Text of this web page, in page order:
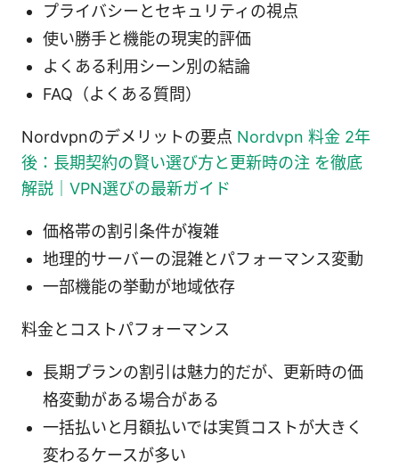
プライバシーとセキュリティの視点
使い勝手と機能の現実的評価
よくある利用シーン別の結論
FAQ（よくある質問）
Nordvpnのデメリットの要点 Nordvpn 料金 2年
後：長期契約の賢い選び方と更新時の注 を徹底
解説｜VPN選びの最新ガイド
価格帯の割引条件が複雑
地理的サーバーの混雑とパフォーマンス変動
一部機能の挙動が地域依存
料金とコストパフォーマンス
長期プランの割引は魅力的だが、更新時の価
格変動がある場合がある
一括払いと月額払いでは実質コストが大きく
変わるケースが多い